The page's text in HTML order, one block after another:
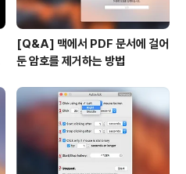
[Q&A] 맥에서 PDF 문서에 걸어
둔 암호를 제거하는 방법